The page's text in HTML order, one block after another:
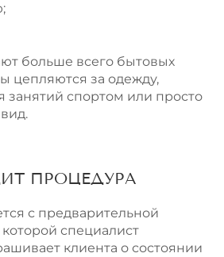
больше всего бытовых
цепляются за одежду,
спортом или просто
ПРОЦЕДУРА
с предварительной
специалист
клиента о состоянии